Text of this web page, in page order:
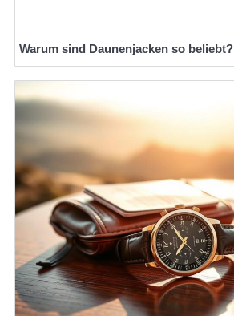
Warum sind Daunenjacken so beliebt?